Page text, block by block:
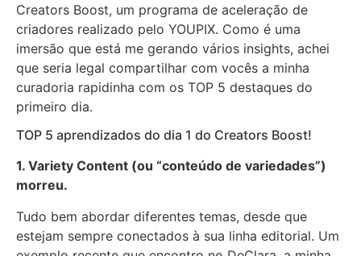
Creators Boost, um programa de aceleração de
criadores realizado pelo YOUPIX. Como é uma
imersão que está me gerando vários insights, achei
que seria legal compartilhar com vocês a minha
curadoria rapidinha com os TOP 5 destaques do
primeiro dia.
TOP 5 aprendizados do dia 1 do Creators Boost!
1. Variety Content (ou “conteúdo de variedades”)
morreu.
Tudo bem abordar diferentes temas, desde que
estejam sempre conectados à sua linha editorial. Um